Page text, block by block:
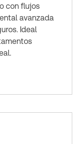
con flujos
avanzada
Ideal